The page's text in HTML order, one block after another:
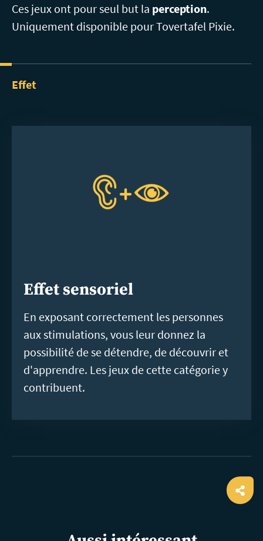
Ces jeux ont pour seul but la perception.
Uniquement disponible pour Tovertafel Pixie.
Effet
Effet sensoriel
En exposant correctement les personnes
aux stimulations, vous leur donnez la
possibilité de se détendre, de découvrir et
d'apprendre. Les jeux de cette catégorie y
contribuent.